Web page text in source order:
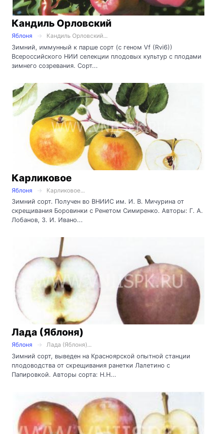
Кандиль Орловский
Яблоня
Кандиль Орловский...
Зимний, иммунный к парше сорт (с геном Vf (Rvi6))
Всероссийского НИИ селекции плодовых культур с плодами
зимнего созревания. Сорт...
Карликовое
Яблоня
Карликовое...
Зимний сорт. Получен во ВНИИС им. И. В. Мичурина от
скрещивания Боровинки с Ренетом Симиренко. Авторы: Г. А.
Лобанов, З. И. Ивано...
Лада (Яблоня)
Яблоня
Лада (Яблоня)...
Зимний сорт, выведен на Красноярской опытной станции
плодоводства от скрещивания ранетки Лалетино с
Папировкой. Авторы сорта: Н.Н...